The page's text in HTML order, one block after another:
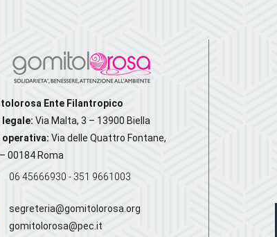
Ente Filantropico
legale: Via Malta, 3 – 13900 Biella
operativa: Via delle Quattro Fontane,
– 00184 Roma
06 45666930 - 351 9661003
segreteria@gomitolorosa.org
gomitolorosa@pec.it